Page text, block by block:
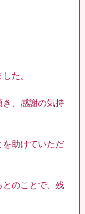
た。
き、感謝の気持
助けていただ
のことで、残